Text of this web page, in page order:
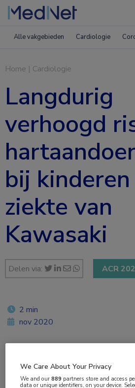
Alle vakgebieden Cardiologie
Home | Cardiologie
Langdurig
verhoogd
bij
ziekte van
Kawasaki
Delen via: ACR
2 min
nov 2020
Vakgebieden:
Cardiologie,Reumatologie
We Care About Your Privacy
We and our889 partners store and access
data or unique identifiers, on your device.